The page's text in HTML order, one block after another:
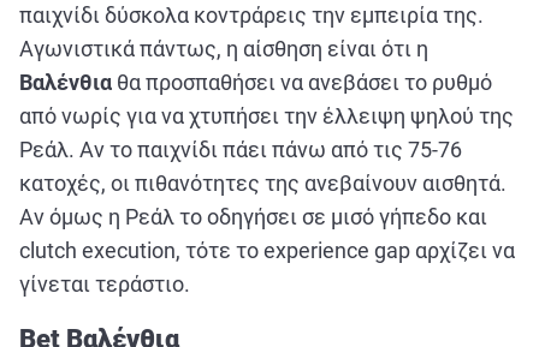
παιχνίδι δύσκολα κοντράρεις την εμπειρία της.
Αγωνιστικά πάντως, η αίσθηση είναι ότι η
Βαλένθια θα προσπαθήσει να ανεβάσει το ρυθμό
από νωρίς για να χτυπήσει την έλλειψη ψηλού της
Ρεάλ. Αν το παιχνίδι πάει πάνω από τις 75-76
κατοχές, οι πιθανότητες της ανεβαίνουν αισθητά.
Αν όμως η Ρεάλ το οδηγήσει σε μισό γήπεδο και
clutch execution, τότε το experience gap αρχίζει να
γίνεται τεράστιο.
Bet Βαλένθια